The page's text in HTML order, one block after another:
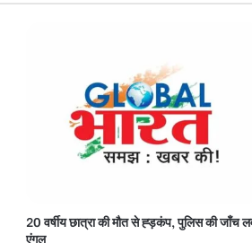
20 वर्षीय छात्रा की मौत से ह्ड़कंप, पुलिस की जाँच
एंगल